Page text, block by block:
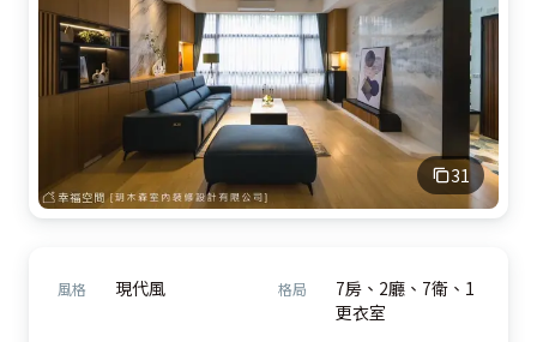
31
風格 現代風 格局
7房、2廳、7衛、1
更衣室